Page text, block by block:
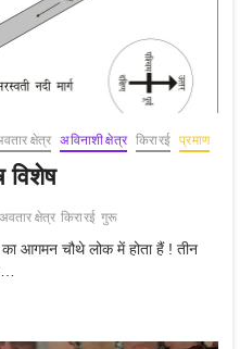
क्षेत्र अविनाशी क्षेत्र किरारई प्रमाण
विशेष
अवतार क्षेत्र किरारई गुरू
आगमन चौथे लोक में होता हैं ! तीन